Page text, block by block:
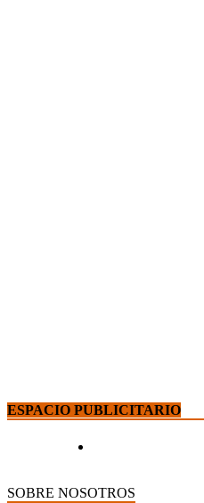
ESPACIO PUBLICITARIO
SOBRE NOSOTROS